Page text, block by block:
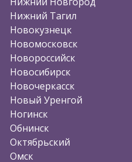
Нижний Тагил
Новокузнецк
Новомосковск
Новороссийск
Новосибирск
Новочеркасск
Новый Уренгой
Ногинск
Обнинск
Октябрьский
Омск